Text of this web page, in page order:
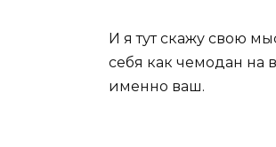
И я тут скажу свою
себя как чемодан на
именно ваш.